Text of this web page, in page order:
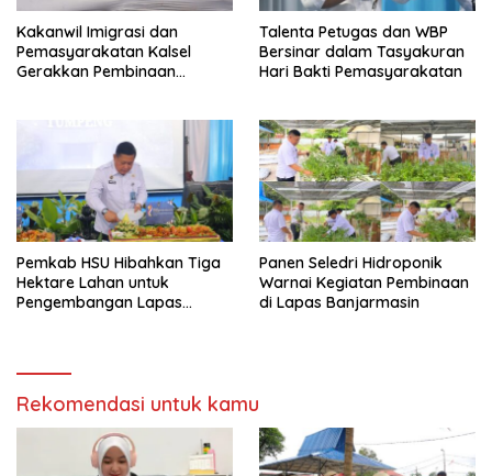
Kakanwil Imigrasi dan
Pemasyarakatan Kalsel
Gerakkan Pembinaan
Talenta Petugas dan WBP
Bersinar dalam Tasyakuran
Hari Bakti Pemasyarakatan
Pemkab HSU Hibahkan Tiga
Hektare Lahan untuk
Pengembangan Lapas
Panen Seledri Hidroponik
Warnai Kegiatan Pembinaan
di Lapas Banjarmasin
Rekomendasi untuk kamu